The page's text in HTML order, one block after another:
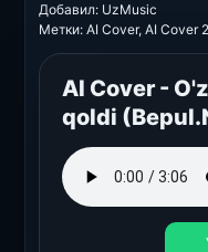
Добавил: UzMusic
Метки: AI Cover, AI Cover
AI Cover -
qoldi